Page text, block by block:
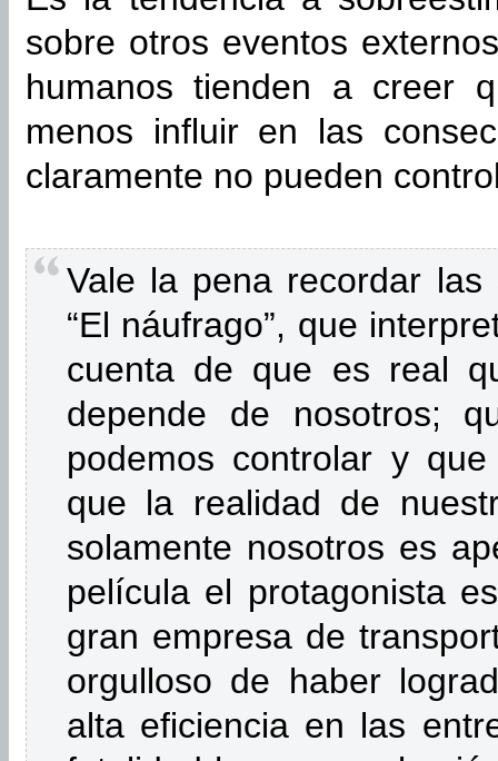
sobre otros eventos
humanos tienden a creer
menos influir en las
claramente no pueden
Vale la pena recordar
“El náufrago”, que
cuenta de que es real
depende de nosotros;
podemos controlar y
que la realidad de
solamente nosotros es
película el protagonista
gran empresa de
orgulloso de haber
alta eficiencia en las